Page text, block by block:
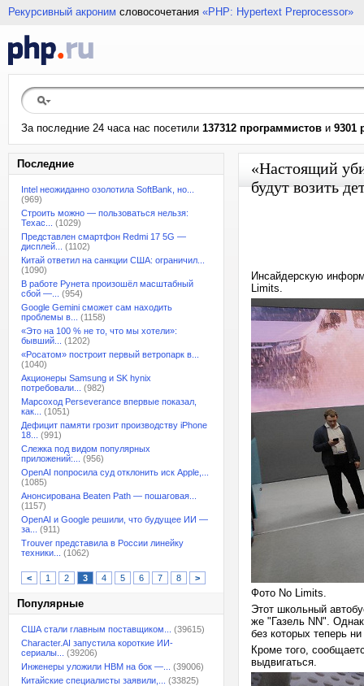
Рекурсивный акроним словосочетания «PHP: Hypertext Preprocessor»
За последние 24 часа нас посетили 137312 программистов и 9301
Последние
Intel неожиданно озолотила SoftBank, но...
(969)
Строить можно — пользоваться нельзя:
Техас...
(1029)
Представлен смартфон Redmi 17 5G —
дисплей...
(1102)
Китай ответил на санкции США: ограничил...
(1090)
В работе Рунета произошёл масштабный
сбой —...
(954)
Google Gemini сможет сам находить
проблемы в...
(1158)
«Это на 100 % не то, что мы хотели»:
бывший...
(1202)
«Росатом» построит первый ветропарк в...
(1040)
Акционеры Samsung и SK hynix
потребовали...
(982)
Марсоход Perseverance впервые показал,
как...
(1051)
Дефицит памяти грозит производству iPhone
18...
(991)
Слежка под видом популярных
приложений:...
(956)
OpenAI попросила суд отклонить иск Apple,...
(1085)
Анонсирована Beaten Path — пошаговая...
(1157)
OpenAI и Google решили, что будущее ИИ —
за...
(911)
Trouver представила в России линейку
техники...
(1062)
< 1 2 3 4 5 6 7 8 >
Популярные
США стали главным поставщиком...
(39615)
Character.AI запустила короткие ИИ-
сериалы...
(39206)
Инженеры уложили HBM на бок —...
(39006)
Китайские специалисты заявили,...
(33825)
«Настоящий
будут возить
Инсайдерскую
Limits.
Фото No Limits.
Этот школьный
же "Газель NN".
без которых теперь
Кроме того,
выдвигаться.